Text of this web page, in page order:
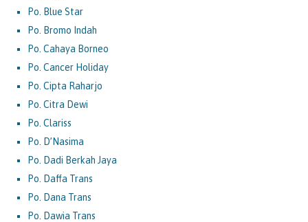
Po. Blue Star
Po. Bromo Indah
Po. Cahaya Borneo
Po. Cancer Holiday
Po. Cipta Raharjo
Po. Citra Dewi
Po. Clariss
Po. D’Nasima
Po. Dadi Berkah Jaya
Po. Daffa Trans
Po. Dana Trans
Po. Dawia Trans